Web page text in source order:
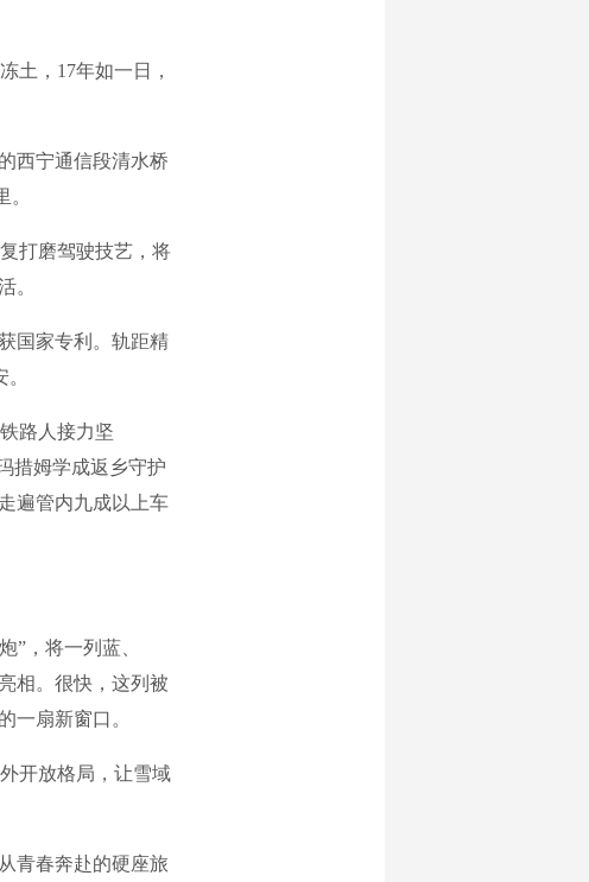
，17年如一日，
西宁通信段清水桥
打磨驾驶技艺，将
。
国家专利。轨距精
路人接力坚
措姆学成返乡守护
遍管内九成以上车
，将一列蓝、
相。很快，这列被
一扇新窗口。
开放格局，让雪域
青春奔赴的硬座旅